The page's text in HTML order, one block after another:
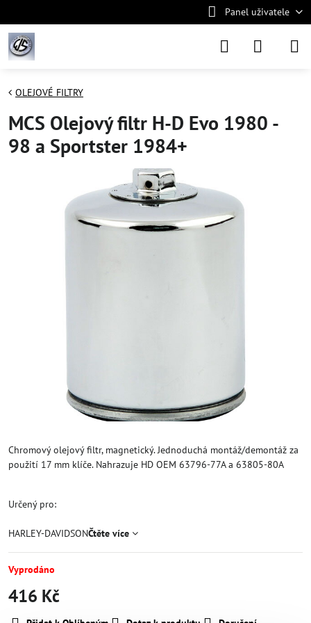
Panel uživatele
OLEJOVÉ FILTRY
MCS Olejový filtr H-D Evo 1980 -
98 a Sportster 1984+
Chromový olejový filtr, magnetický. Jednoduchá montáž/demontáž za
použití 17 mm klíče. Nahrazuje HD OEM 63796-77A a 63805-80A
Určený pro:
HARLEY-DAVIDSONČtěte více
Vyprodáno
416 Kč